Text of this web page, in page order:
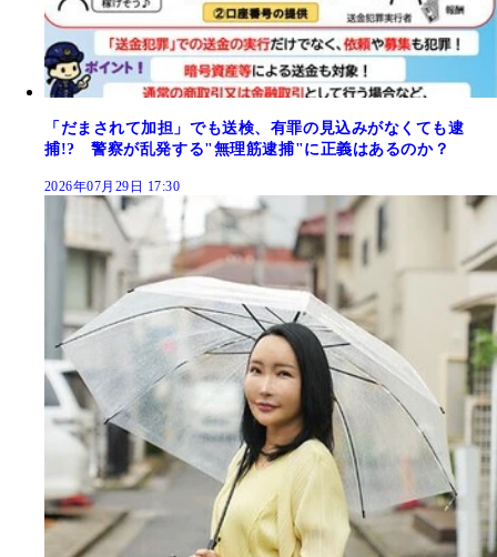
「だまされて加担」でも送検、有罪の見込みがなくても逮
捕!? 警察が乱発する"無理筋逮捕"に正義はあるのか？
2026年07月29日 17:30